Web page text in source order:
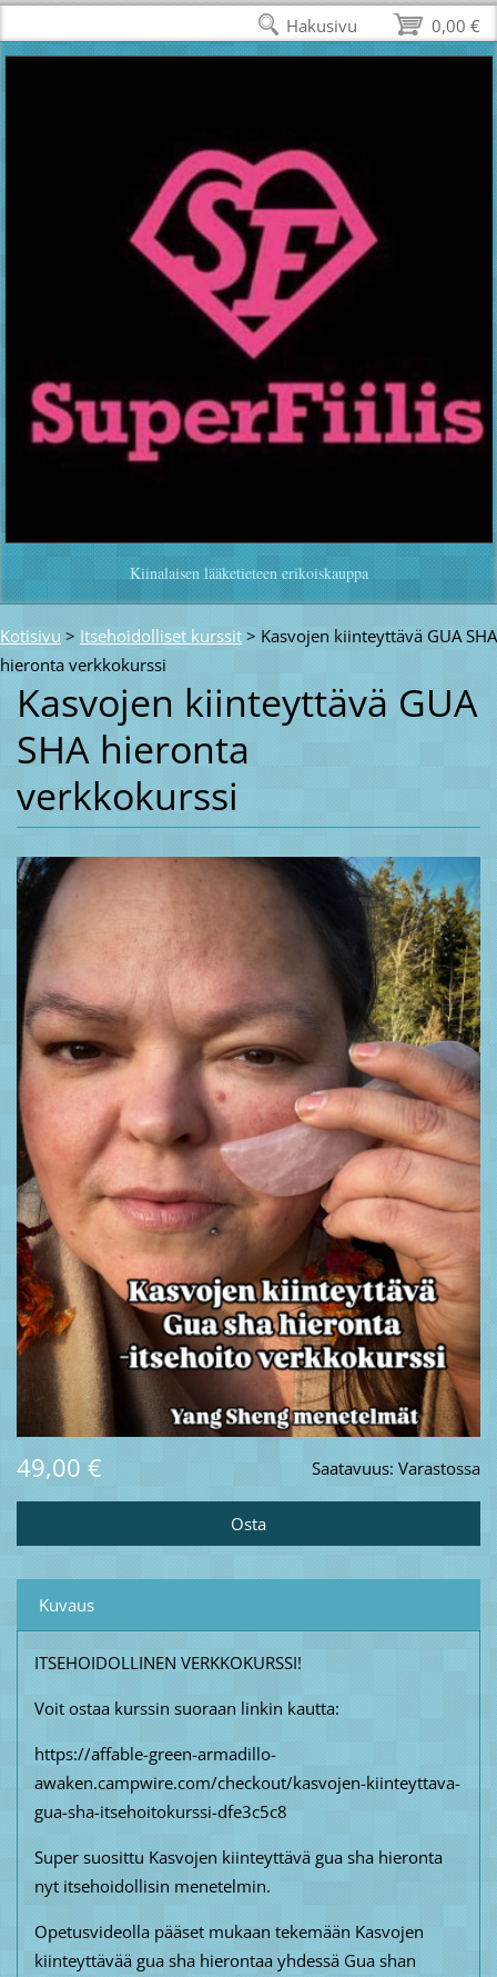
Kiinalaisen lääketieteen erikoiskauppa
Kotisivu > Itsehoidolliset kurssit > Kasvojen kiinteyttävä GUA SHA
hieronta verkkokurssi
Kasvojen kiinteyttävä GUA
SHA hieronta
verkkokurssi
Saatavuus: Varastossa
49,00 €
Kuvaus
ITSEHOIDOLLINEN VERKKOKURSSI!
Voit ostaa kurssin suoraan linkin kautta:
https://affable-green-armadillo-
awaken.campwire.com/checkout/kasvojen-kiinteyttava-
gua-sha-itsehoitokurssi-dfe3c5c8
Super suosittu Kasvojen kiinteyttävä gua sha hieronta
nyt itsehoidollisin menetelmin.
Opetusvideolla pääset mukaan tekemään Kasvojen
kiinteyttävää gua sha hierontaa yhdessä Gua shan
0,00 €
Hakusivu